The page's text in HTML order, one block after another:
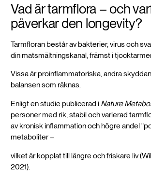
Vad är tarmflora – och
påverkar den longevity?
Tarmfloran består av bakterier, virus och
din matsmältningskanal, främst i
Vissa är proinflammatoriska, andra
balansen som räknas.
Enligt en studie publicerad i Nature
personer med rik, stabil och varierad
av kronisk inflammation och högre andel
metaboliter –
vilket är kopplat till längre och friskare liv
2021).